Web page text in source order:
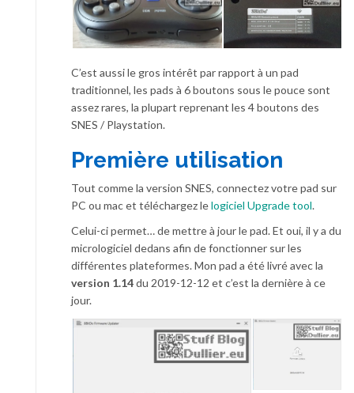
C’est aussi le gros intérêt par rapport à un pad
traditionnel, les pads à 6 boutons sous le pouce sont
assez rares, la plupart reprenant les 4 boutons des
SNES / Playstation.
Première utilisation
Tout comme la version SNES, connectez votre pad sur
PC ou mac et téléchargez lelogiciel Upgrade tool.
Celui-ci permet… de mettre à jour le pad. Et oui, il y a du
micrologiciel dedans afin de fonctionner sur les
différentes plateformes. Mon pad a été livré avec la
version 1.14du 2019-12-12 et c’est la dernière à ce
jour.